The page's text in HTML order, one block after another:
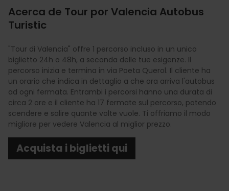
Acerca de Tour por Valencia Autobus
Turistic
"Tour di Valencia" offre 1 percorso incluso in un unico
biglietto 24h o 48h, a seconda delle tue esigenze. Il
percorso inizia e termina in via Poeta Querol. Il cliente ha
un orario che indica in dettaglio a che ora arriva l'autobus
ad ogni fermata. Entrambi i percorsi hanno una durata di
circa 2 ore e il cliente ha 17 fermate sul percorso, potendo
scendere e salire quante volte vuole. Ti offriamo il modo
migliore per vedere Valencia al miglior prezzo.
Acquista i biglietti qui